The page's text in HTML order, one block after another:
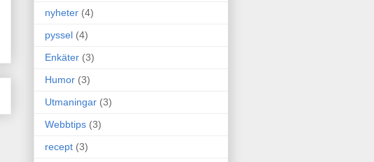
nyheter (4)
pyssel (4)
Enkäter (3)
Humor (3)
Utmaningar (3)
Webbtips (3)
recept (3)